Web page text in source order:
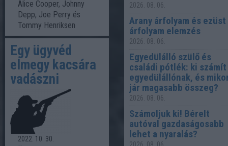
Alice Cooper, Johnny
Depp, Joe Perry és
Tommy Henriksen
Egy ügyvéd
elmegy kacsára
vadászni
2022. 10. 30.
2026. 08. 06.
Arany árfolyam és ezüst
árfolyam elemzés
2026. 08. 06.
Egyedülálló szülő és
családi pótlék: ki számít
egyedülállónak, és
jár magasabb összeg?
2026. 08. 06.
Számoljuk ki! Bérelt
autóval gazdaságosabb
lehet a nyaralás?